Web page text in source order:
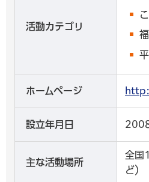
活動カテゴリ
ホームページ
設立年月日
主な活動場所
全国
ど）